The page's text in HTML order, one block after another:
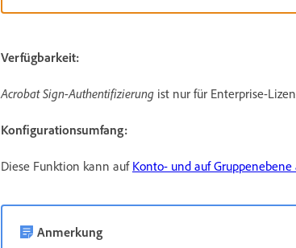
Verfügbarkeit:
Acrobat Sign-Authentifizierung ist nur für Enterprise-
Konfigurationsumfang:
Diese Funktion kann auf Konto- und auf
Anmerkung